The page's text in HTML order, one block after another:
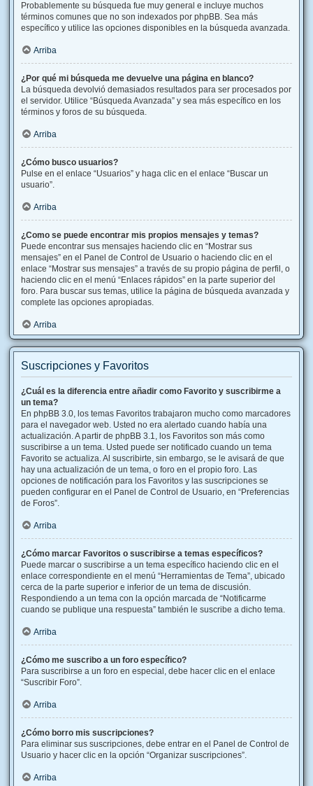
Probablemente su búsqueda fue muy general e incluye muchos
términos comunes que no son indexados por phpBB. Sea más
específico y utilice las opciones disponibles en la búsqueda avanzada.
Arriba
¿Por qué mi búsqueda me devuelve una página en blanco?
La búsqueda devolvió demasiados resultados para ser procesados por
el servidor. Utilice “Búsqueda Avanzada” y sea más específico en los
términos y foros de su búsqueda.
Arriba
¿Cómo busco usuarios?
Pulse en el enlace “Usuarios” y haga clic en el enlace “Buscar un
usuario”.
Arriba
¿Como se puede encontrar mis propios mensajes y temas?
Puede encontrar sus mensajes haciendo clic en “Mostrar sus
mensajes” en el Panel de Control de Usuario o haciendo clic en el
enlace “Mostrar sus mensajes” a través de su propio página de perfil, o
haciendo clic en el menú “Enlaces rápidos” en la parte superior del
foro. Para buscar sus temas, utilice la página de búsqueda avanzada y
complete las opciones apropiadas.
Arriba
Suscripciones y Favoritos
¿Cuál es la diferencia entre añadir como Favorito y suscribirme a
un tema?
En phpBB 3.0, los temas Favoritos trabajaron mucho como marcadores
para el navegador web. Usted no era alertado cuando había una
actualización. A partir de phpBB 3.1, los Favoritos son más como
suscribirse a un tema. Usted puede ser notificado cuando un tema
Favorito se actualiza. Al suscribirte, sin embargo, se le avisará de que
hay una actualización de un tema, o foro en el propio foro. Las
opciones de notificación para los Favoritos y las suscripciones se
pueden configurar en el Panel de Control de Usuario, en “Preferencias
de Foros”.
Arriba
¿Cómo marcar Favoritos o suscribirse a temas específicos?
Puede marcar o suscribirse a un tema específico haciendo clic en el
enlace correspondiente en el menú “Herramientas de Tema”, ubicado
cerca de la parte superior e inferior de un tema de discusión.
Respondiendo a un tema con la opción marcada de “Notificarme
cuando se publique una respuesta” también le suscribe a dicho tema.
Arriba
¿Cómo me suscribo a un foro específico?
Para suscribirse a un foro en especial, debe hacer clic en el enlace
“Suscribir Foro”.
Arriba
¿Cómo borro mis suscripciones?
Para eliminar sus suscripciones, debe entrar en el Panel de Control de
Usuario y hacer clic en la opción “Organizar suscripciones”.
Arriba